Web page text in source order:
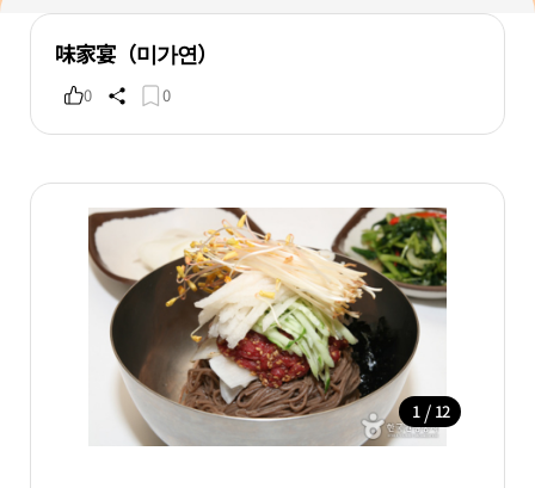
味家宴（미가연）
0 0
1 / 12